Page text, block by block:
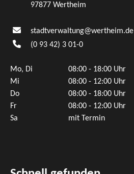
97877 Wertheim
stadtverwaltung@wertheim.de
(0 93 42) 3 01-0
Mo, Di
08:00 - 18:00 Uhr
Mi
08:00 - 12:00 Uhr
Do
08:00 - 18:00 Uhr
Fr
08:00 - 12:00 Uhr
Sa
mit Termin